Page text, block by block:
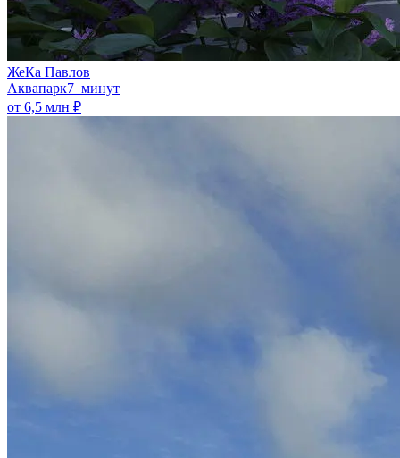
ЖеКа Павлов
Аквапарк7 минут
от 6,5 млн ₽